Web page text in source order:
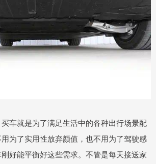
车就是为了满足生活中的各种出行场景配
为了实用性放弃颜值，也不用为了驾驶感
好能平衡好这些需求。不管是每天接送家